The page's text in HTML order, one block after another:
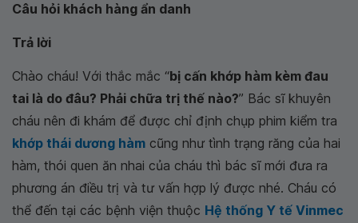
Câu hỏi khách hàng ẩn danh
Trả lời
Chào cháu! Với thắc mắc “bị cấn khớp hàm kèm đau
tai là do đâu? Phải chữa trị thế nào?” Bác sĩ khuyên
cháu nên đi khám để được chỉ định chụp phim kiểm tra
khớp thái dương hàm cũng như tình trạng răng của hai
hàm, thói quen ăn nhai của cháu thì bác sĩ mới đưa ra
phương án điều trị và tư vấn hợp lý được nhé. Cháu có
thể đến tại các bệnh viện thuộc Hệ thống Y tế Vinmec